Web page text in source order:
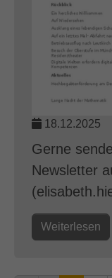
18.12.2025
Gerne
Newsletter
Weiterlesen